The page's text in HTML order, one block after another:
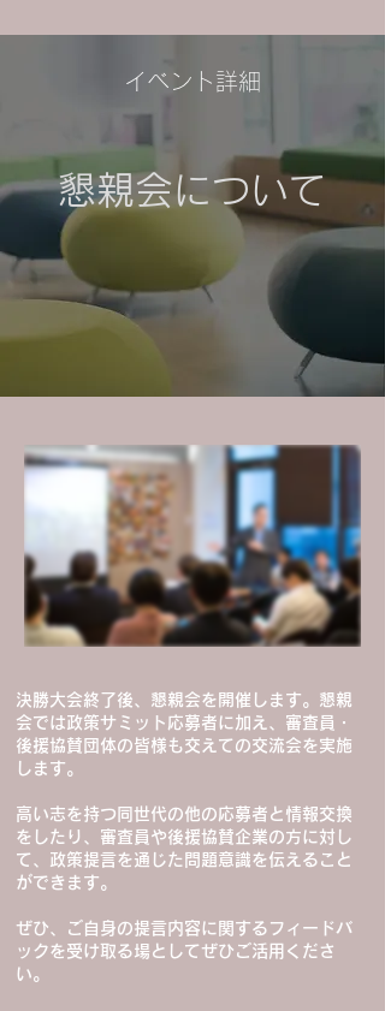
​イベント詳細
​懇親会について
決勝大会終了後、懇親会を開催します。懇親
会では政策サミット応募者に加え、審査員・
後援協賛団体の皆様も交えての交流会を実施
します。
高い志を持つ同世代の他の応募者と情報交換
をしたり、審査員や後援協賛企業の方に対し
て、政策提言を通じた問題意識を伝えること
ができます。
ぜひ、
ご自身の提言内容に関するフィードバ
ックを受け取る場としてぜひご活用くださ
い。